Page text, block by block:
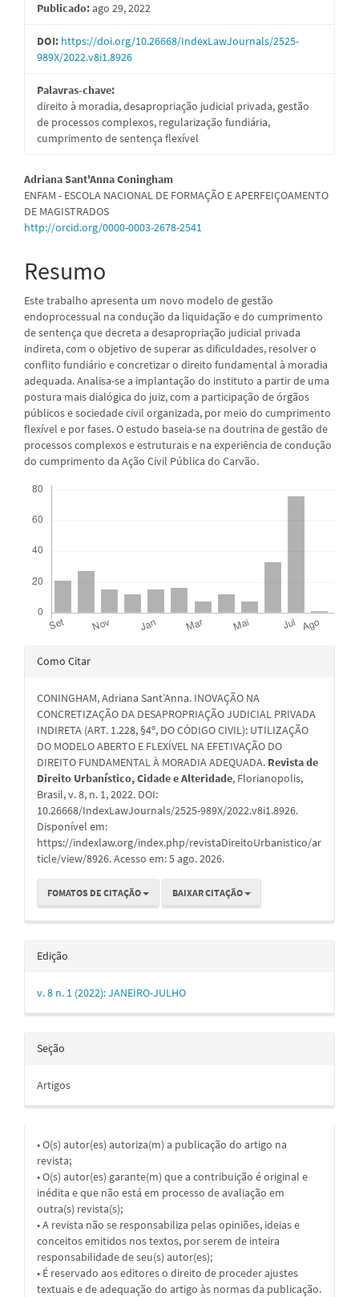
de
artigos
Publicado:ago 29, 2022
DOI: https://doi.org/10.26668/IndexLawJournals/2525-
989X/2022.v8i1.8926
Palavras-chave:
direito à moradia, desapropriação judicial privada, gestão
de processos complexos, regularização fundiária,
cumprimento de sentença flexível
Conteúdo
do
artigo
principal
Adriana Sant'Anna Coningham
ENFAM - ESCOLA NACIONAL DE FORMAÇÃO E APERFEIÇOAMENTO
DE MAGISTRADOS
http://orcid.org/0000-0003-2678-2541
Resumo
Este trabalho apresenta um novo modelo de gestão
endoprocessual na condução da liquidação e do cumprimento
de sentença que decreta a desapropriação judicial privada
indireta, com o objetivo de superar as dificuldades, resolver o
conflito fundiário e concretizar o direito fundamental à moradia
adequada. Analisa-se a implantação do instituto a partir de uma
postura mais dialógica do juiz, com a participação de órgãos
públicos e sociedade civil organizada, por meio do cumprimento
flexível e por fases. O estudo baseia-se na doutrina de gestão de
processos complexos e estruturais e na experiência de condução
do cumprimento da Ação Civil Pública do Carvão.
Detalhes
artigo
Como Citar
CONINGHAM, Adriana Sant’Anna. INOVAÇÃO NA
CONCRETIZAÇÃO DA DESAPROPRIAÇÃO JUDICIAL PRIVADA
INDIRETA (ART. 1.228, §4º, DO CÓDIGO CIVIL): UTILIZAÇÃO
DO MODELO ABERTO E FLEXÍVEL NA EFETIVAÇÃO DO
DIREITO FUNDAMENTAL À MORADIA ADEQUADA. Revista de
Direito Urbanístico, Cidade e Alteridade, Florianopolis,
Brasil, v. 8, n. 1, 2022. DOI:
10.26668/IndexLawJournals/2525-989X/2022.v8i1.8926.
Disponível em:
https://indexlaw.org/index.php/revistaDireitoUrbanistico/ar
ticle/view/8926. Acesso em: 5 ago. 2026.
FOMATOS DE CITAÇÃO BAIXAR CITAÇÃO
Edição
v. 8 n. 1 (2022): JANEIRO-JULHO
Seção
Artigos
• O(s) autor(es) autoriza(m) a publicação do artigo na
revista;
• O(s) autor(es) garante(m) que a contribuição é original e
inédita e que não está em processo de avaliação em
outra(s) revista(s);
• A revista não se responsabiliza pelas opiniões, ideias e
conceitos emitidos nos textos, por serem de inteira
responsabilidade de seu(s) autor(es);
• É reservado aos editores o direito de proceder ajustes
textuais e de adequação do artigo às normas da publicação.